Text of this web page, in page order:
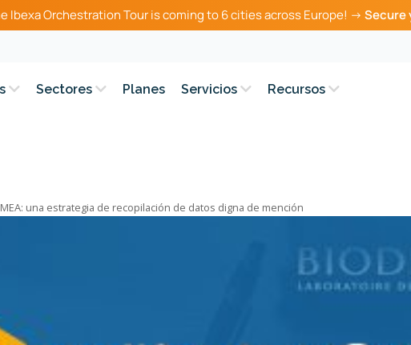
Ibexa Orchestration Tour is coming to 6 cities across Europe! → Secure
Sectores Planes Servicios Recursos
una estrategia de recopilación de datos digna de mención